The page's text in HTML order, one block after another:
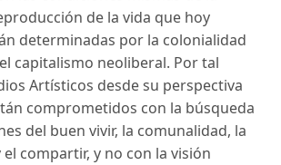
de la vida que hoy
determinadas por la colonialidad
capitalismo neoliberal. Por tal
Artísticos desde su perspectiva
comprometidos con la búsqueda
del buen vivir, la comunalidad, la
compartir, y no con la visión